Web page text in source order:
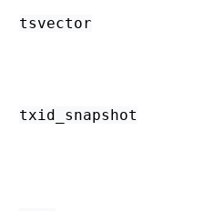
tsvector
txid_snapshot